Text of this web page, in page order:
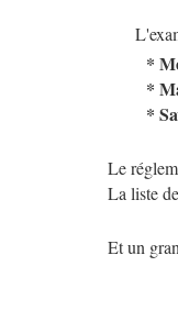
*
*
*
Le
La liste
Et un